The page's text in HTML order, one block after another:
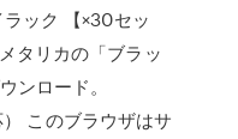
ック 【×30セッ
タリカの「ブラッ
ンロード。
このブラウザはサ